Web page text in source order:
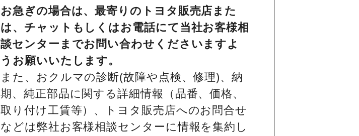
お急ぎの場合は、最寄りのトヨタ販売店また
は、チャットもしくはお電話にて当社お客様相
談センターまでお問い合わせくださいますよ
うお願いいたします。
また、おクルマの診断(故障や点検、修理)、納
期、純正部品に関する詳細情報（品番、価格、
取り付け工賃等）、トヨタ販売店へのお問合せ
などは弊社お客様相談センターに情報を集約し